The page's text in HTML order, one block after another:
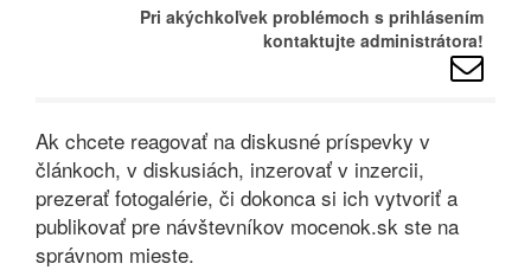
Pri akýchkoľvek problémoch s prihlásením
kontaktujte administrátora!
Ak chcete reagovať na diskusné príspevky v
článkoch, v diskusiách, inzerovať v inzercii,
prezerať fotogalérie, či dokonca si ich vytvoriť a
publikovať pre návštevníkov mocenok.sk ste na
správnom mieste.